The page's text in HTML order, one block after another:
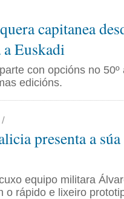
capitanea
Euskadi
con opcións no
edicións.
/
presenta a
equipo militara
o rápido e lixeiro